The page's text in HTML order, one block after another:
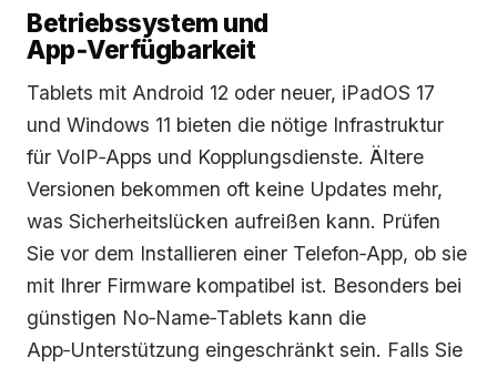
Betriebssystem und
App‑Verfügbarkeit
Tablets mit Android 12 oder neuer, iPadOS 17
und Windows 11 bieten die nötige Infrastruktur
für VoIP‑Apps und Kopplungsdienste. Ältere
Versionen bekommen oft keine Updates mehr,
was Sicherheitslücken aufreißen kann. Prüfen
Sie vor dem Installieren einer Telefon‑App, ob sie
mit Ihrer Firmware kompatibel ist. Besonders bei
günstigen No‑Name‑Tablets kann die
App‑Unterstützung eingeschränkt sein. Falls Sie